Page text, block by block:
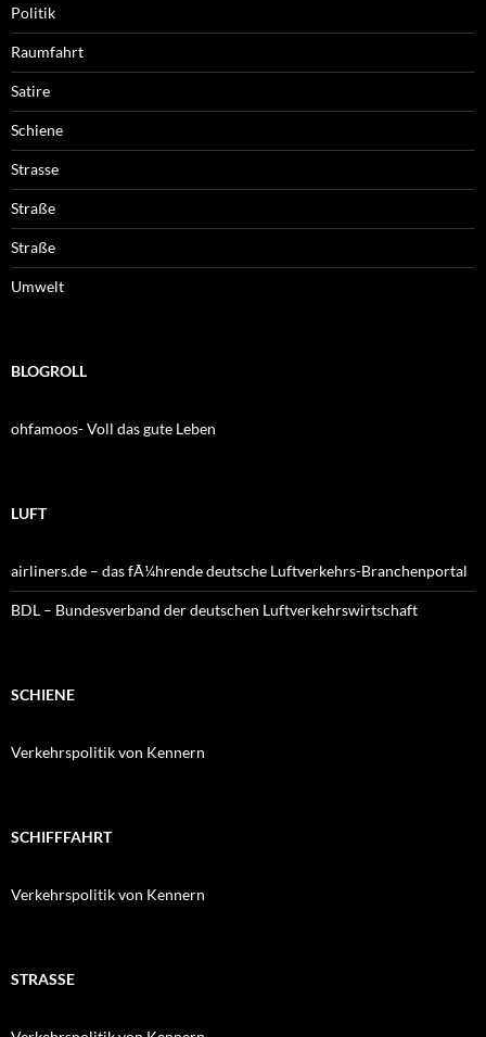
Politik
Raumfahrt
Satire
Schiene
Strasse
Straße
Straße
Umwelt
BLOGROLL
ohfamoos- Voll das gute Leben
LUFT
airliners.de – das fÃ¼hrende deutsche Luftverkehrs-Branchenportal
BDL – Bundesverband der deutschen Luftverkehrswirtschaft
SCHIENE
Verkehrspolitik von Kennern
SCHIFFFAHRT
Verkehrspolitik von Kennern
STRASSE